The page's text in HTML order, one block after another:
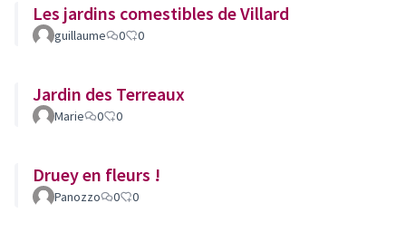
Les jardins comestibles de Villard
guillaume 0 0
Jardin des Terreaux
Marie 0 0
Druey en fleurs !
Panozzo 0 0